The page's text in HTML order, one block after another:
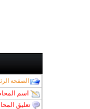
الصفحة
اسم
تعليق